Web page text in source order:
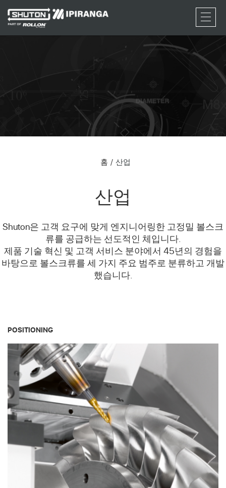
RFQ
홈 산업
산업
Shuton은 고객 요구에 맞게 엔지니어링한 고정밀 볼스크
류를 공급하는 선도적인 체입니다.
제품 기술 혁신 및 고객 서비스 분야에서 45년의 경험을
바탕으로 볼스크류를 세 가지 주요 범주로 분류하고 개발
했습니다.
POSITIONING